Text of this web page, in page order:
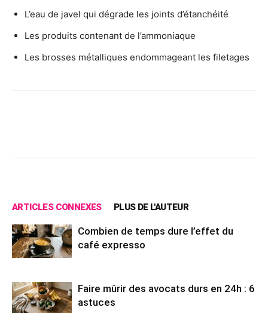
L’eau de javel qui dégrade les joints d’étanchéité
Les produits contenant de l’ammoniaque
Les brosses métalliques endommageant les filetages
ARTICLES CONNEXES PLUS DE L'AUTEUR
Combien de temps dure l’effet du
café expresso
Faire mûrir des avocats durs en 24h : 6
astuces